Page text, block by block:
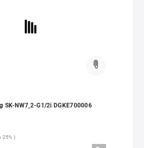
SK-NW7,2-G1/2i DGKE700006
25% )